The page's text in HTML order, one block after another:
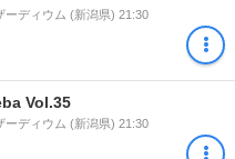
ーディウム (新潟県) 21:30
Vol.35
ーディウム (新潟県) 21:30